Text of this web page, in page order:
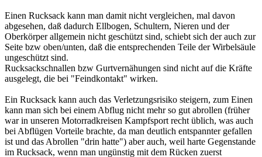
Einen Rucksack kann man damit nicht vergleichen, mal davon
abgesehen, daß dadurch Ellbogen, Schultern, Nieren und der
Oberkörper allgemein nicht geschützt sind, schiebt sich der auch zur
Seite bzw oben/unten, daß die entsprechenden Teile der Wirbelsäule
ungeschützt sind.
Rucksackschnallen bzw Gurtvernähungen sind nicht auf die Kräfte
ausgelegt, die bei "Feindkontakt" wirken.
Ein Rucksack kann auch das Verletzungsrisiko steigern, zum Einen
kann man sich bei einem Abflug nicht mehr so gut abrollen (früher
war in unseren Motorradkreisen Kampfsport recht üblich, was auch
bei Abflügen Vorteile brachte, da man deutlich entspannter gefallen
ist und das Abrollen "drin hatte") aber auch, weil harte Gegenstande
im Rucksack, wenn man ungünstig mit dem Rücken zuerst